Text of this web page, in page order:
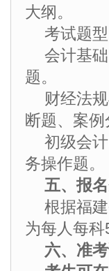
大纲。
考试题型
会计基
题。
财经法
断题、案例
初级会
务操作题。
五、报
根据福
为每人每科
六、准